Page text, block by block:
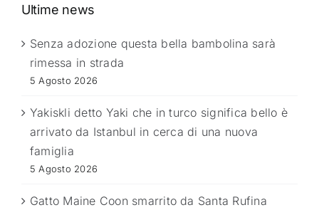
Ultime news
Senza adozione questa bella bambolina sarà
rimessa in strada
5 Agosto 2026
Yakiskli detto Yaki che in turco significa bello è
arrivato da Istanbul in cerca di una nuova
famiglia
5 Agosto 2026
Gatto Maine Coon smarrito da Santa Rufina